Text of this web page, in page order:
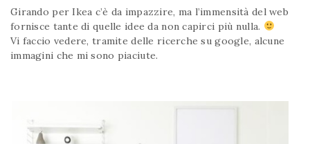
Girando per Ikea c’è da impazzire, ma l’immensità del web
fornisce tante di quelle idee da non capirci più nulla.
Vi faccio vedere, tramite delle ricerche su google, alcune
immagini che mi sono piaciute.